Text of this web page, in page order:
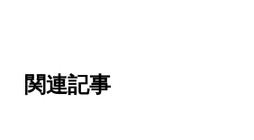
関連記事